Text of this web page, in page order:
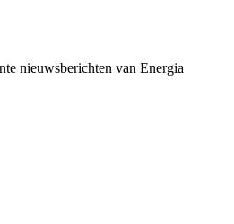
nieuwsberichten van Energia